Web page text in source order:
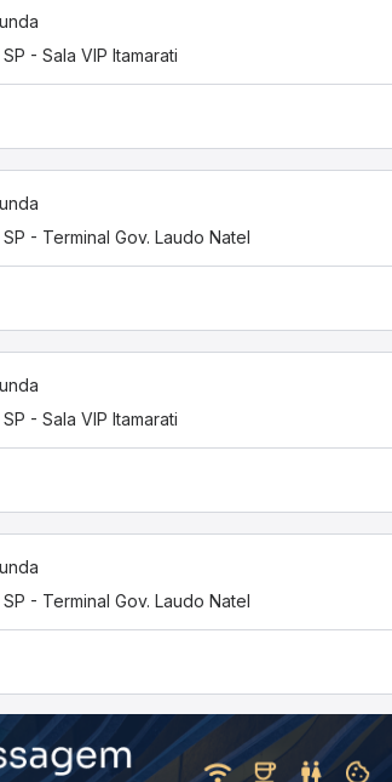
- Sala VIP Itamarati
- Terminal Gov. Laudo Natel
- Sala VIP Itamarati
- Terminal Gov. Laudo Natel